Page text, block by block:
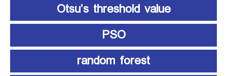
Otsu’s threshold value
PSO
random forest